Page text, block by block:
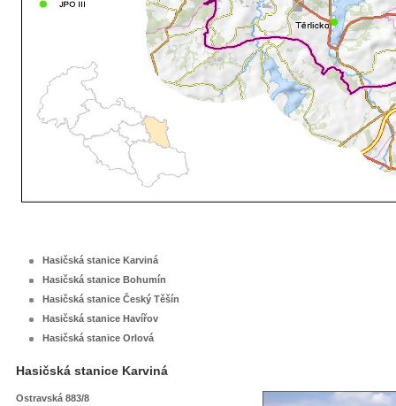
Hasičská stanice Karviná
Hasičská stanice Bohumín
Hasičská stanice Český Těšín
Hasičská stanice Havířov
Hasičská stanice Orlová
Hasičská stanice Karviná
Ostravská 883/8